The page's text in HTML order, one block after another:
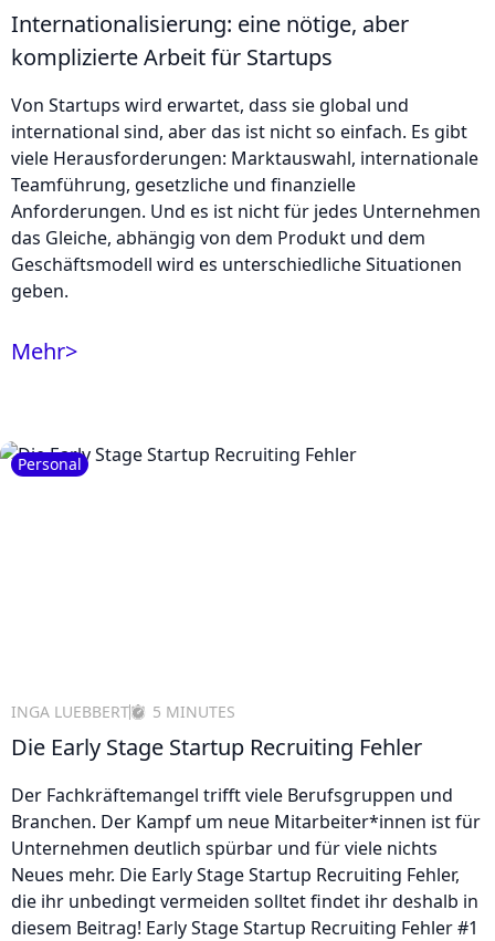
Internationalisierung: eine nötige, aber
komplizierte Arbeit für Startups
Von Startups wird erwartet, dass sie global und
international sind, aber das ist nicht so einfach. Es gibt
viele Herausforderungen: Marktauswahl, internationale
Teamführung, gesetzliche und finanzielle
Anforderungen. Und es ist nicht für jedes Unternehmen
das Gleiche, abhängig von dem Produkt und dem
Geschäftsmodell wird es unterschiedliche Situationen
geben.
Mehr>
Personal
INGA LUEBBERT 5 MINUTES
Die Early Stage Startup Recruiting Fehler
Der Fachkräftemangel trifft viele Berufsgruppen und
Branchen. Der Kampf um neue Mitarbeiter*innen ist für
Unternehmen deutlich spürbar und für viele nichts
Neues mehr. Die Early Stage Startup Recruiting Fehler,
die ihr unbedingt vermeiden solltet findet ihr deshalb in
diesem Beitrag! Early Stage Startup Recruiting Fehler #1